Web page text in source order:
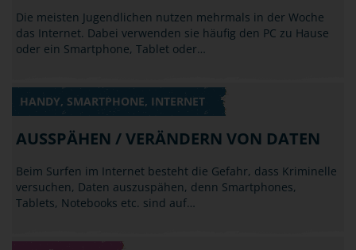
Die meisten Jugendlichen nutzen mehrmals in der Woche
das Internet. Dabei verwenden sie häufig den PC zu Hause
oder ein Smartphone, Tablet oder…
HANDY, SMARTPHONE, INTERNET
AUSSPÄHEN / VERÄNDERN VON DATEN
Beim Surfen im Internet besteht die Gefahr, dass Kriminelle
versuchen, Daten auszuspähen, denn Smartphones,
Tablets, Notebooks etc. sind auf…